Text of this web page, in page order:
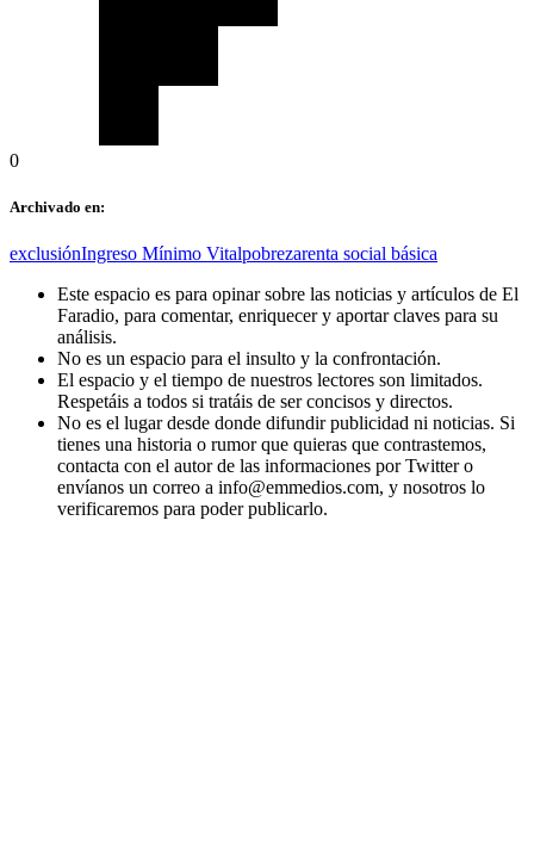
0
Archivado en:
exclusiónIngreso Mínimo Vitalpobrezarenta social básica
Este espacio es para opinar sobre las noticias y artículos de El
Faradio, para comentar, enriquecer y aportar claves para su
análisis.
No es un espacio para el insulto y la confrontación.
El espacio y el tiempo de nuestros lectores son limitados.
Respetáis a todos si tratáis de ser concisos y directos.
No es el lugar desde donde difundir publicidad ni noticias. Si
tienes una historia o rumor que quieras que contrastemos,
contacta con el autor de las informaciones por Twitter o
envíanos un correo a info@emmedios.com, y nosotros lo
verificaremos para poder publicarlo.